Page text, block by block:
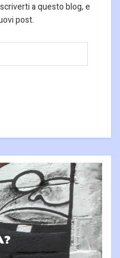
a questo blog, e
post.